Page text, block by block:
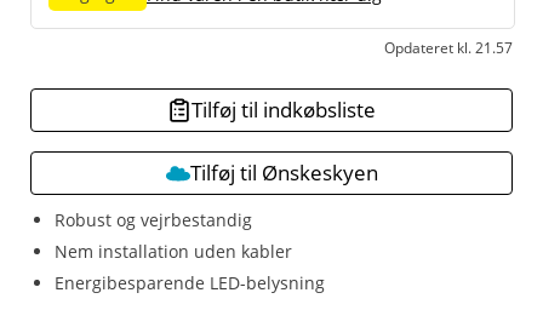
Robust og vejrbestandig
Nem installation uden kabler
Energibesparende LED-belysning
Opdateret kl. 21.57
Tilføj til indkøbsliste
Tilføj til Ønskeskyen